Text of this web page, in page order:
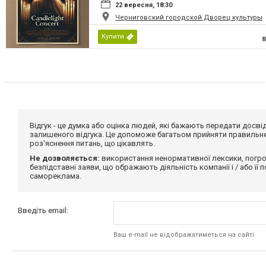
22 вересня, 18:30
Черниговский городской Дворец культуры
Купити
Відгук - це думка або оцінка людей, які бажають передати
залишеного відгука. Це допоможе багатьом прийняти
роз'яснення питань, що цікавлять.
Не дозволяється: використання ненормативної лексики,
безпідставні заяви, що ображають діяльність компанії і / або
самореклама.
Введіть email:
Ваш e-mail не відображатиметься на сайті